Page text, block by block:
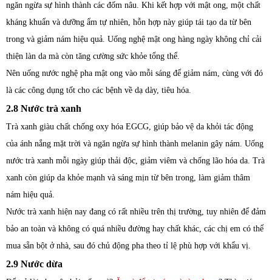
ngăn ngừa sự hình thành các đốm nâu. Khi kết hợp với mật ong, một chất
kháng khuẩn và dưỡng ẩm tự nhiên, hỗn hợp này giúp tái tạo da từ bên
trong và giảm nám hiệu quả. Uống nghệ mật ong hàng ngày không chỉ cải
thiện làn da mà còn tăng cường sức khỏe tổng thể.
Nên uống nước nghệ pha mật ong vào mỗi sáng để giảm nám, cùng với đó
là các công dụng tốt cho các bệnh về dạ dày, tiêu hóa.
2.8 Nước trà xanh
Trà xanh giàu chất chống oxy hóa EGCG, giúp bảo vệ da khỏi tác động
của ánh nắng mặt trời và ngăn ngừa sự hình thành melanin gây nám. Uống
nước trà xanh mỗi ngày giúp thải độc, giảm viêm và chống lão hóa da. Trà
xanh còn giúp da khỏe mạnh và sáng mịn từ bên trong, làm giảm thâm
nám hiệu quả.
Nước trà xanh hiện nay đang có rất nhiều trên thị trường, tuy nhiên để đảm
bảo an toàn và không có quá nhiều đường hay chất khác, các chị em có thể
mua sẵn bột ở nhà, sau đó chủ động pha theo tỉ lệ phù hợp với khẩu vị.
2.9 Nước dừa